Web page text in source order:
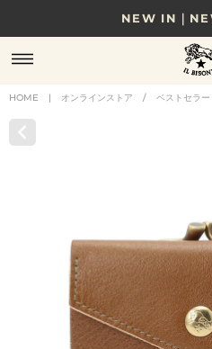
NEW IN｜
8/17(月)10時まで｜税込
贈る相手やシーンから選
HOME | オンラインストア / ベストセラー